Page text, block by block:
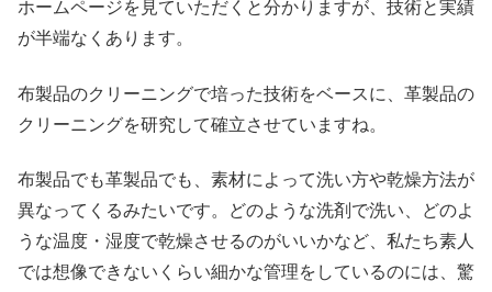
ホームページを見ていただくと分かりますが、技術と実績
が半端なくあります。
布製品のクリーニングで培った技術をベースに、革製品の
クリーニングを研究して確立させていますね。
布製品でも革製品でも、素材によって洗い方や乾燥方法が
異なってくるみたいです。どのような洗剤で洗い、どのよ
うな温度・湿度で乾燥させるのがいいかなど、私たち素人
では想像できないくらい細かな管理をしているのには、驚